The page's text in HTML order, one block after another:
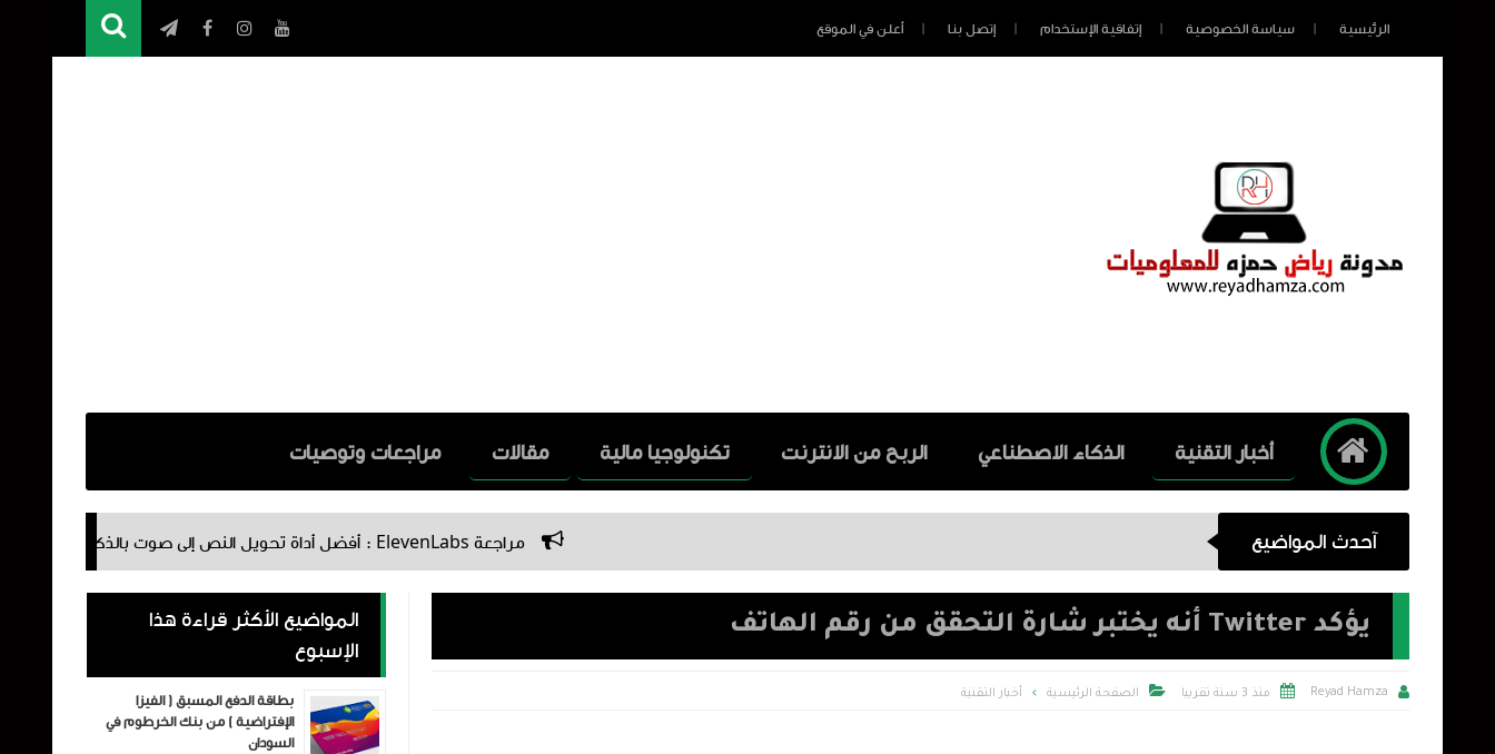
الرئيسية سياسة الخصوصية إتفاقية الإستخدام إتصل بنا أعلن في الموقع
أخبار التقنية الذكاء الاصطناعي الربح من الانترنت تكنولوجيا مالية مقالات مراجعات وتوصيات
آحدث المواضيع
يؤكد Twitter أنه يختبر شارة التحقق من رقم الهاتف

Reyad Hamza
 منذ 3 سنة تقريبا  الصفحة الرئيسية أخبار التقنية
المواضيع الأكثر قراءة هذا
الإسبوع
بطاقة الدفع المسبق ( الفيزا
الإفتراضية ) من بنك الخرطوم في
السودان